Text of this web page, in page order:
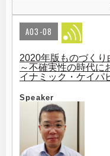
A03-08
2020年版ものづくり
～不確実性の時代に
イナミック・ケイパ
Speaker